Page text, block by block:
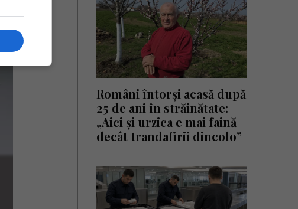
Români întorși acasă după
25 de ani în străinătate:
„Aici și urzica e mai faină
decât trandafirii dincolo”